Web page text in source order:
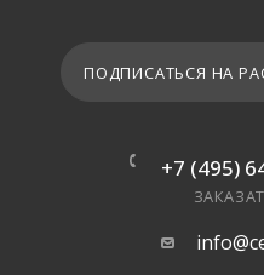
ПОДПИСАТЬСЯ НА
+7 (495)